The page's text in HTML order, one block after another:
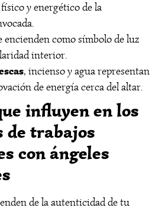
y energético de la
encienden como símbolo de luz
interior.
, incienso y agua representan
de energía cerca del altar.
influyen en los
de trabajos
con ángeles
de la autenticidad de tu